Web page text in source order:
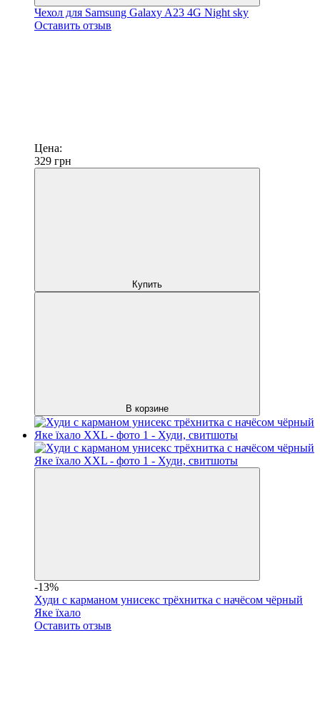
Чехол для Samsung Galaxy A23 4G Night sky
Оставить отзыв
Цена:
329 грн
Купить
В корзине
-13%
Худи с карманом унисекс трёхнитка с начёсом чёрный
Яке їхало
Оставить отзыв